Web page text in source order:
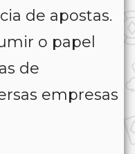
de apostas.
o papel
de
empresas